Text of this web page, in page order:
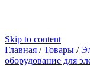
Skip to content
Главная /Товары /
оборудование для